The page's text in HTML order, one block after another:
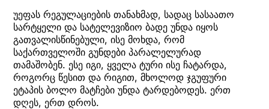
უეფას რეგულაციების თანახმად, სადაც სასაათო
სარტყელი და სატელევიზიო ბადე უნდა იყოს
გათვალისწინებული, ისე მოხდა, რომ
საქართველოში გუნდები პარალელურად
თამაშობენ. ესე იგი, ყველა ტური ისე ჩატარდა,
როგორც წესით და რიგით, მხოლოდ ჯგუფური
ეტაპის ბოლო მატჩები უნდა ტარდებოდეს. ერთ
დღეს, ერთ დროს.